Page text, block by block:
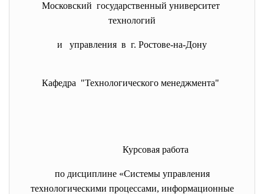
Московский государственный университет
технологий
и управления в г. Ростове-на-Дону
Кафедра "Технологического менеджмента"
Курсовая работа
по дисциплине «Системы управления
технологическими процессами, информационные